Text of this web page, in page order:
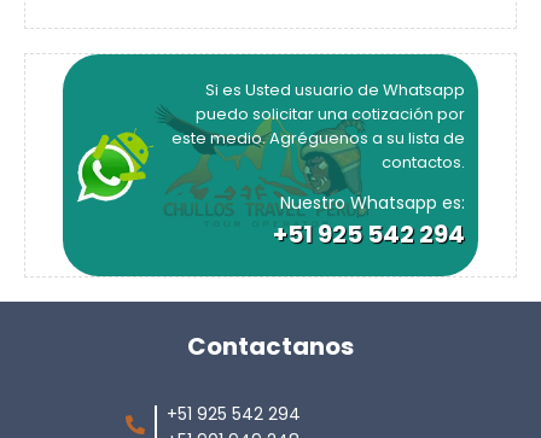
Si es Usted usuario de Whatsapp
puedo solicitar una cotización por
este medio. Agréguenos a su lista de
contactos.
Nuestro Whatsapp es:
+51 925 542 294
Contactanos
+51 925 542 294